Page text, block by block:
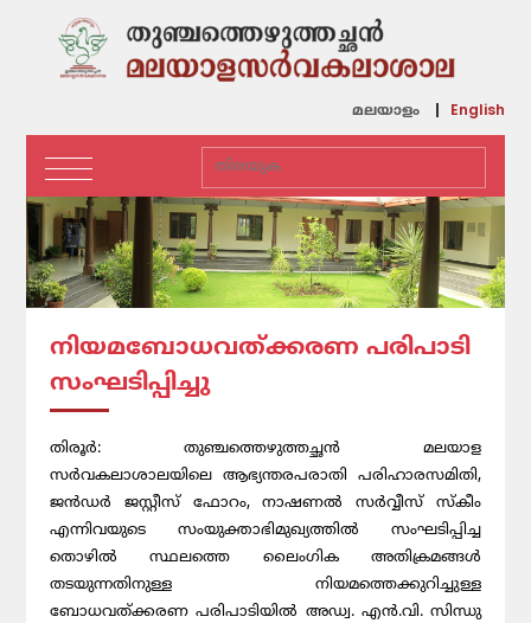
മലയാളം English
നിയമബോധവത്ക്കരണ പരിപാടി
സംഘടിപ്പിച്ചു
തിരൂർ: തുഞ്ചത്തെഴുത്തച്ഛൻ മലയാള
സർവകലാശാലയിലെ ആഭ്യന്തരപരാതി പരിഹാരസമിതി,
ജൻഡർ ജസ്റ്റീസ് ഫോറം, നാഷണൽ സർവ്വീസ് സ്കീം
എന്നിവയുടെ സംയുക്താഭിമുഖ്യത്തിൽ സംഘടിപ്പിച്ച
തൊഴിൽ സ്ഥലത്തെ ലൈംഗിക അതിക്രമങ്ങൾ
തടയുന്നതിനുള്ള നിയമത്തെക്കുറിച്ചുള്ള
ബോധവത്ക്കരണ പരിപാടിയിൽ അഡ്വ. എൻ.വി. സിന്ധു